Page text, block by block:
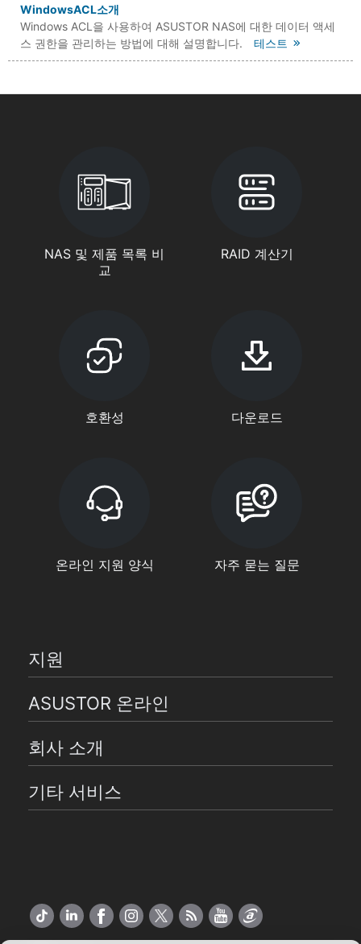
WindowsACL소개
Windows ACL을 사용하여 ASUSTOR NAS에 대한 데이터 액세
스 권한을 관리하는 방법에 대해 설명합니다.
테스트
NAS 및 제품 목록 비
교
RAID 계산기
호환성 다운로드
온라인 지원 양식 자주 묻는 질문
지원
ASUSTOR 온라인
회사 소개
기타 서비스